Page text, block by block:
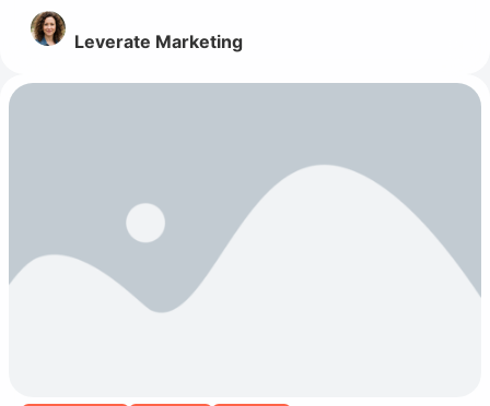
Leverate Marketing